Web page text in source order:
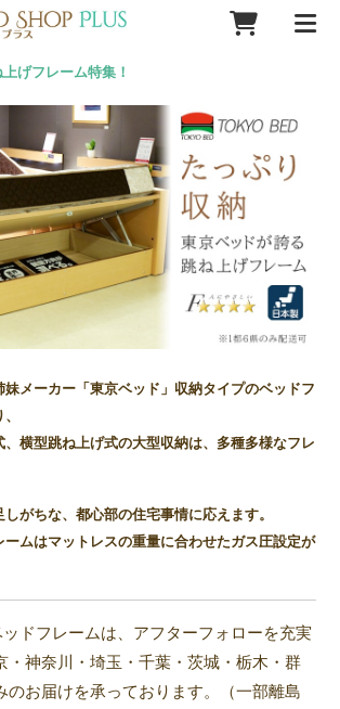
げフレーム特集！
妹メーカー「東京ベッド」収納タイプのベッドフ
、横型跳ね上げ式の大型収納は、多種多様なフレ
がちな、都心部の住宅事情に応えます。
ームはマットレスの重量に合わせたガス圧設定が
ドフレームは、アフターフォローを充実
・神奈川・埼玉・千葉・茨城・栃木・群
のお届けを承っております。（一部離島